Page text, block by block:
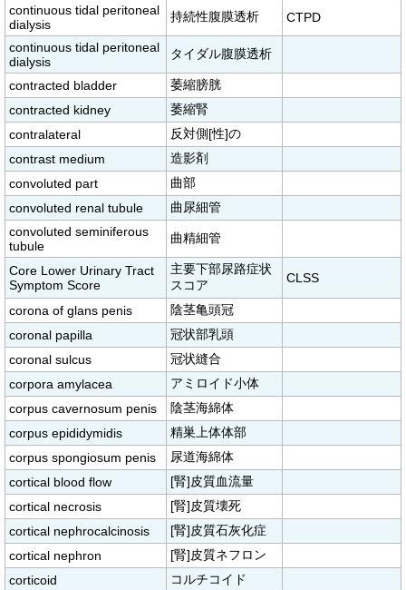
continuous tidal peritoneal
dialysis
持続性腹膜透析 CTPD
continuous tidal peritoneal
dialysis
タイダル腹膜透析
contracted bladder
萎縮膀胱
contracted kidney
萎縮腎
contralateral
反対側[性]の
contrast medium
造影剤
convoluted part
曲部
convoluted renal tubule
曲尿細管
convoluted seminiferous
tubule
曲精細管
Core Lower Urinary Tract
Symptom Score
主要下部尿路症状
スコア
CLSS
corona of glans penis
陰茎亀頭冠
coronal papilla
冠状部乳頭
coronal sulcus
冠状縫合
corpora amylacea
アミロイド小体
corpus cavernosum penis
陰茎海綿体
corpus epididymidis
精巣上体体部
corpus spongiosum penis
尿道海綿体
cortical blood flow
[腎]皮質血流量
cortical necrosis
[腎]皮質壊死
cortical nephrocalcinosis
[腎]皮質石灰化症
cortical nephron
[腎]皮質ネフロン
corticoid
コルチコイド